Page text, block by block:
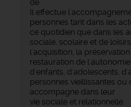
de
Il effectue
personnes tant dans les
ce quotidien que dans les
sociale, scolaire et de
l'acquisition, la
restauration de l'autonomie
d'enfants, d'adolescents,
personnes vieillissantes ou
accompagne dans leur
vie sociale et relationnelle.